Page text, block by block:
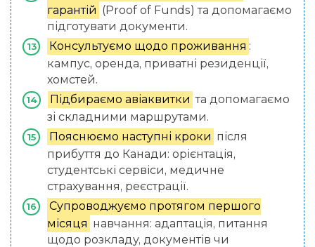
гарантій (Proof of Funds) та допомагаємо
підготувати документи.
Консультуємо щодо проживання :
кампус, оренда, приватні резиденції,
хомстей.
Підбираємо авіаквитки та допомагаємо
зі складними маршрутами.
Пояснюємо наступні кроки після
прибуття до Канади: орієнтація,
студентські сервіси, медичне
страхування, реєстрації.
Супроводжуємо протягом першого
місяця навчання: адаптація, питання
щодо розкладу, документів чи